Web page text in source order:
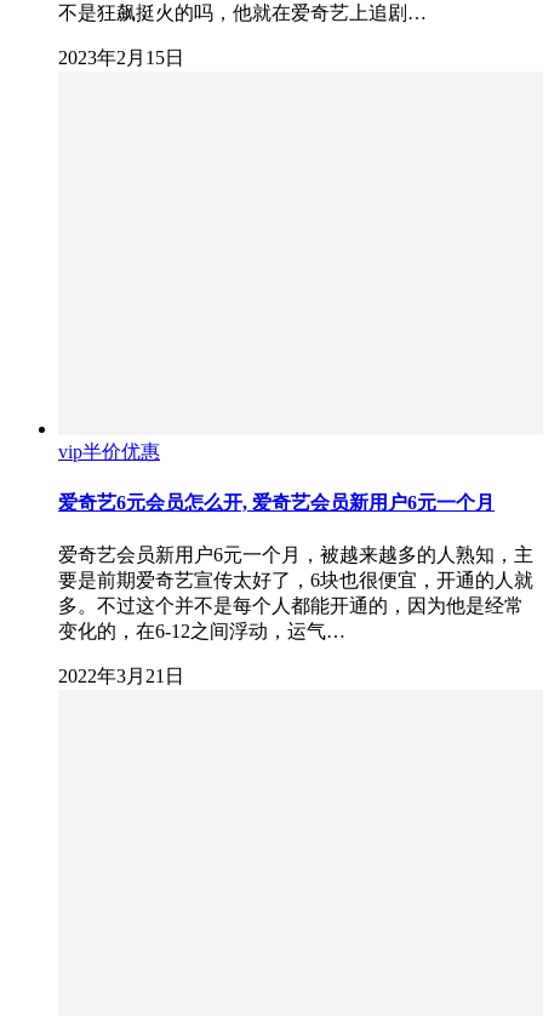
不是狂飙挺火的吗，他就在爱奇艺上追剧…
2023年2月15日
vip半价优惠
爱奇艺6元会员怎么开, 爱奇艺会员新用户6元一个月
爱奇艺会员新用户6元一个月，被越来越多的人熟知，主
要是前期爱奇艺宣传太好了，6块也很便宜，开通的人就
多。不过这个并不是每个人都能开通的，因为他是经常
变化的，在6-12之间浮动，运气…
2022年3月21日